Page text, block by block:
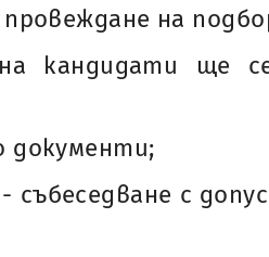
провеждане на
кандидати ще
документи;
събеседване с